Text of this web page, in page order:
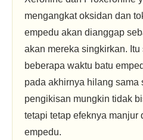
mengangkat oksidan dan
empedu akan dianggap
akan mereka singkirkan.
beberapa waktu batu
pada akhirnya hilang sama
pengikisan mungkin tidak
tetapi tetap efeknya manjur
empedu.